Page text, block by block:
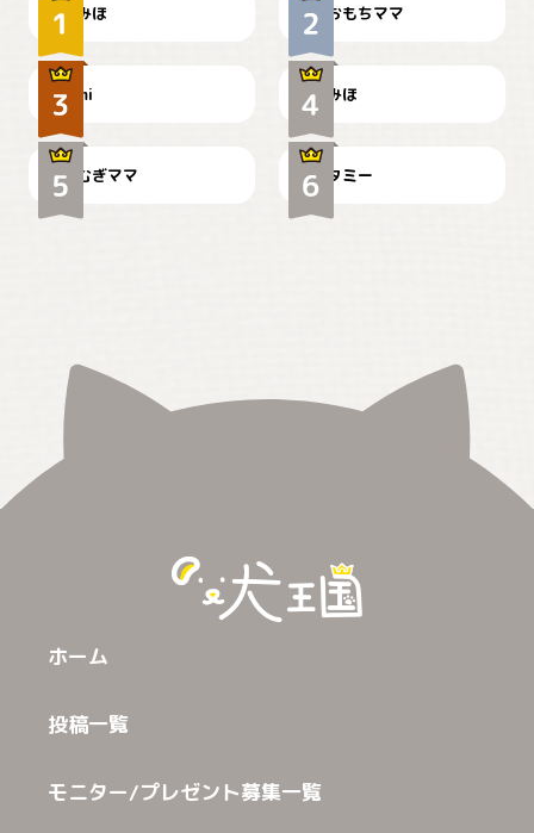
みほ おもちママ
可愛い？
mi
見てるぞぉ
みほ
🌻とむぎ！
むぎママ
ドーベルマンのお友達邸に
て
タミー
ホーム
投稿一覧
モニター/プレゼント募集一覧